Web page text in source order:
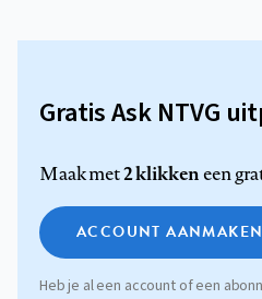
Gratis Ask NTVG
Maak met2 klikkeneen
ACCOUNT AANMAKEN
Heb je al een account of een